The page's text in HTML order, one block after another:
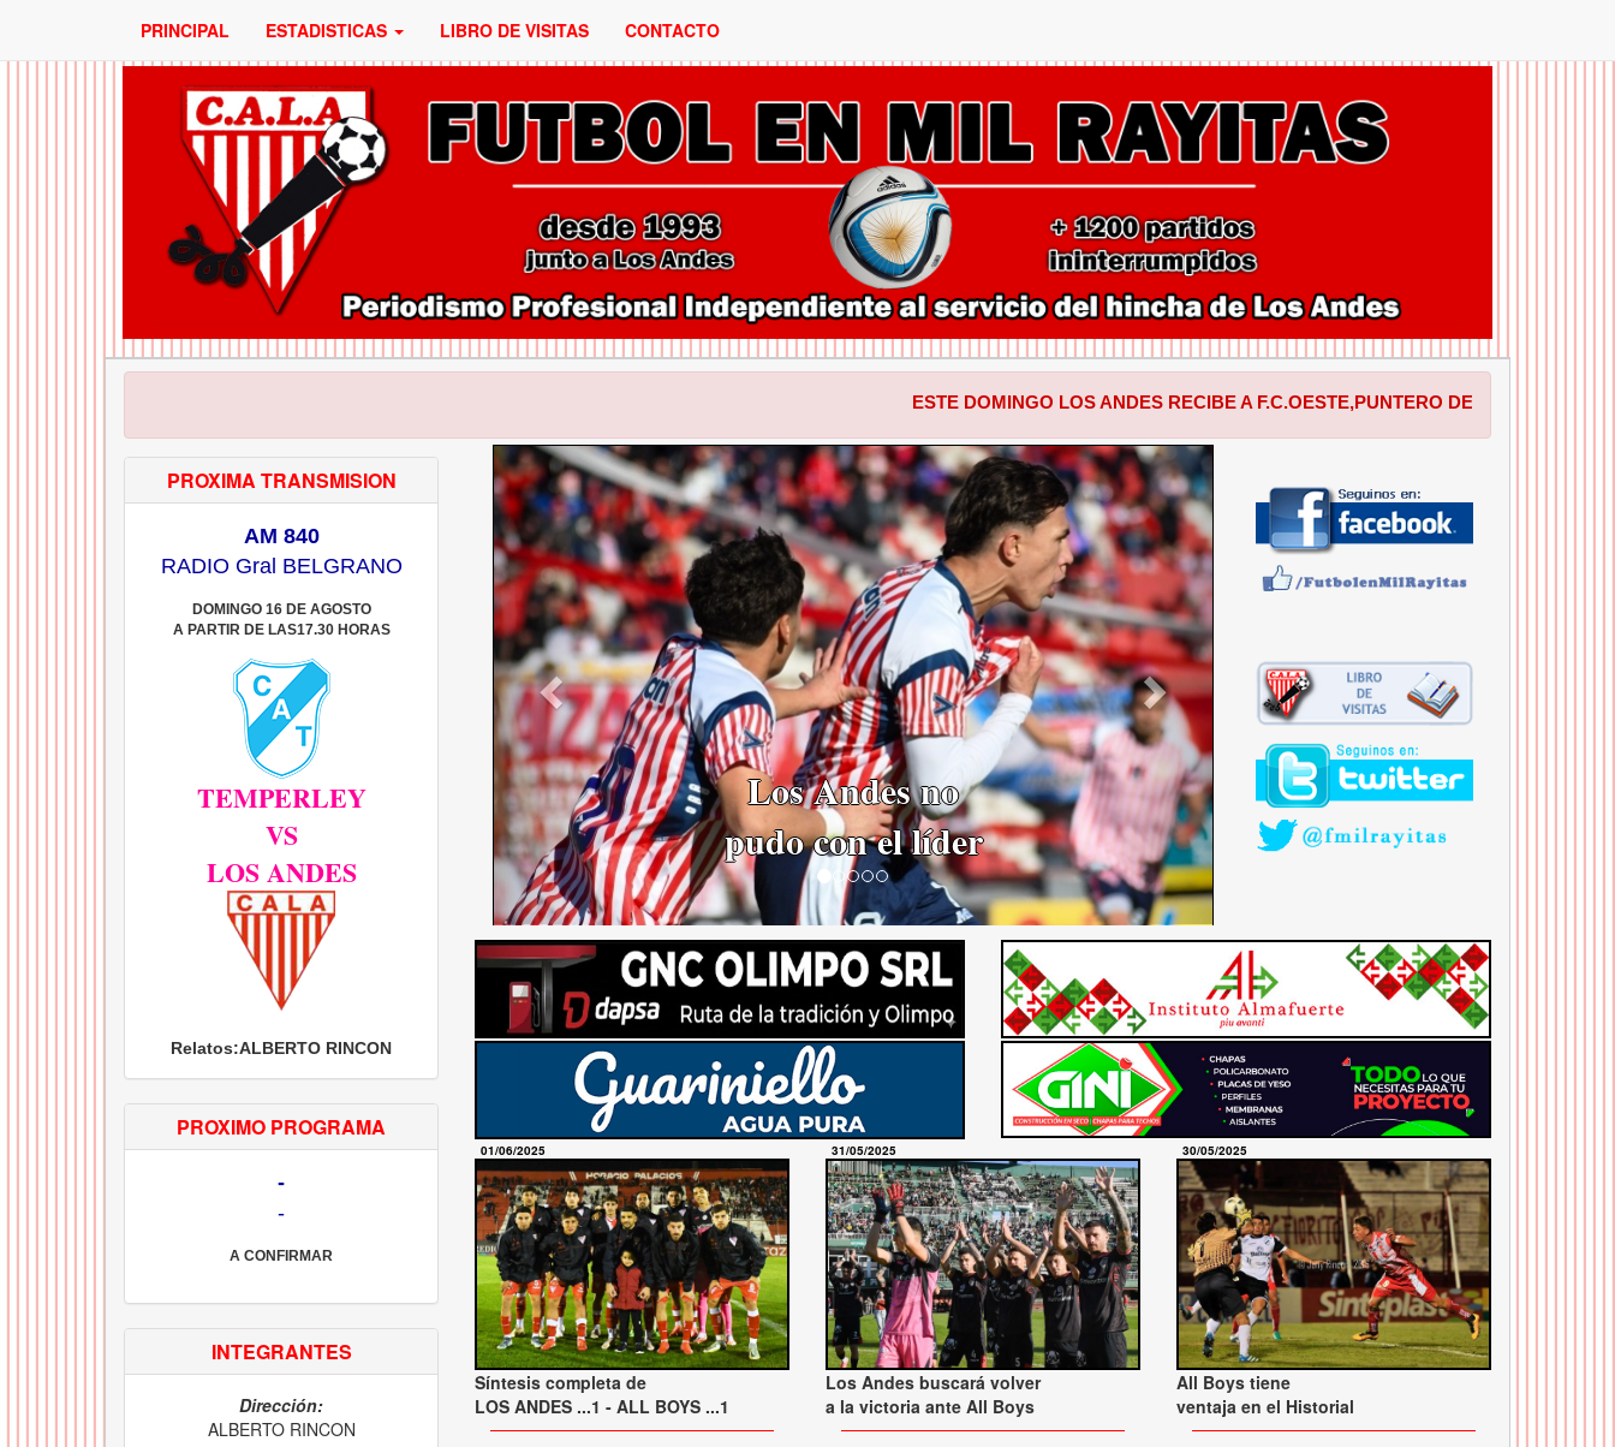
PRINCIPAL ESTADISTICAS LIBRO DE VISITAS CONTACTO
ESTE DOMINGO LOS ANDES RECIBE A F.C.OESTE,PUNTERO DE LA ZONA A EN EL
PROXIMA TRANSMISION
AM 840
RADIO Gral BELGRANO
DOMINGO 16 DE AGOSTO
A PARTIR DE LAS17.30 HORAS
TEMPERLEY
VS
LOS ANDES
Relatos:ALBERTO RINCON
PROXIMO PROGRAMA
-
-
A CONFIRMAR
INTEGRANTES
Dirección:
ALBERTO RINCON
Los Andes recibe
al puntero Ferro
ANTERIOR SIGUIENTE
01/06/2025
Síntesis completa de
LOS ANDES ...1 - ALL BOYS ...1
31/05/2025
Los Andes buscará volver
a la victoria ante All Boys
30/05/2025
All Boys tiene
ventaja en el Historial